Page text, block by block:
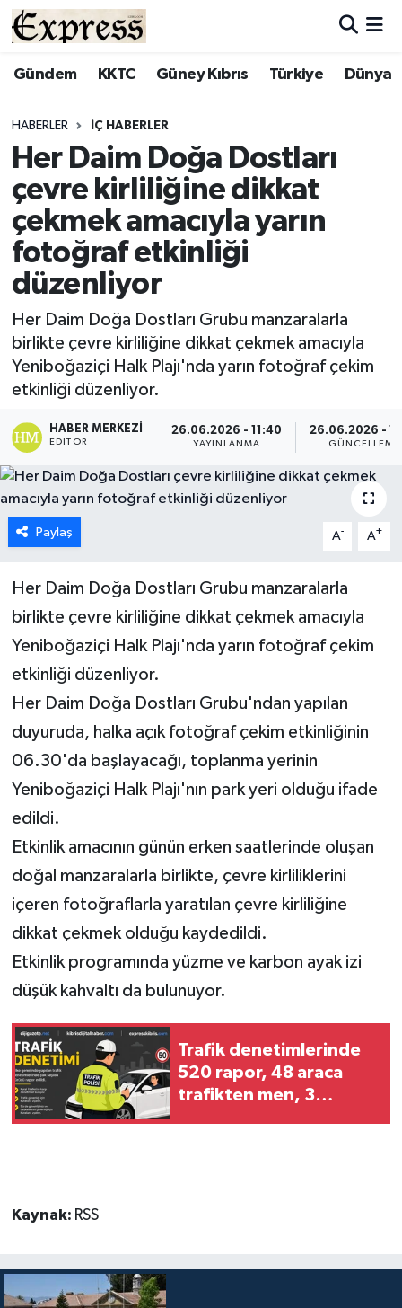
Gündem KKTC Güney Kıbrıs Türkiye Dünya
HABERLER İÇ HABERLER
Her Daim Doğa Dostları
çevre kirliliğine dikkat
çekmek amacıyla yarın
fotoğraf etkinliği
düzenliyor
Her Daim Doğa Dostları Grubu manzaralarla
birlikte çevre kirliliğine dikkat çekmek amacıyla
Yeniboğaziçi Halk Plajı'nda yarın fotoğraf çekim
etkinliği düzenliyor.
HABER MERKEZI
EDITÖR
26.06.2026 - 11:40
YAYINLANMA
26.06.2026 -
GÜNCELLEME
Paylaş A- A+
Her Daim Doğa Dostları Grubu manzaralarla
birlikte çevre kirliliğine dikkat çekmek amacıyla
Yeniboğaziçi Halk Plajı'nda yarın fotoğraf çekim
etkinliği düzenliyor.
Her Daim Doğa Dostları Grubu'ndan yapılan
duyuruda, halka açık fotoğraf çekim etkinliğinin
06.30'da başlayacağı, toplanma yerinin
Yeniboğaziçi Halk Plajı'nın park yeri olduğu ifade
edildi.
Etkinlik amacının günün erken saatlerinde oluşan
doğal manzaralarla birlikte, çevre kirliliklerini
içeren fotoğraflarla yaratılan çevre kirliliğine
dikkat çekmek olduğu kaydedildi.
Etkinlik programında yüzme ve karbon ayak izi
düşük kahvaltı da bulunuyor.
Trafik denetimlerinde
520 rapor, 48 araca
trafikten men, 3
Kaynak: RSS
ALAYKÖY
BİLİM
ÇATALKÖY
DÜNYA
EĞİTİM
EKONOMİ
ENGLISH
ESENTEPE
GAZİMAĞUSA
GİRNE
GÜNEY KIBRIS
KÜLTÜR SANAT
LAPTA
LEFKOŞA
MAGAZİN
ÖZEL HABER
SAĞLIK
SİYASET
SPOR
TATLISU
TİCARET
Hava Durumu
Süper Lig Puan Durumu ve Fikstür
Tüm Manşetler
Son Dakika Haberleri
Haber Arşivi